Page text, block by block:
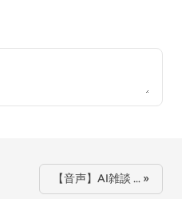
【音声】AI雑談 … »